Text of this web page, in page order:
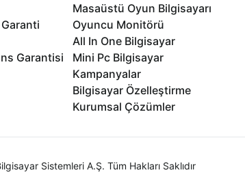
Garantisi
Masaüstü Oyun Bilgisayarı
Oyuncu Monitörü
All In One Bilgisayar
Mini Pc Bilgisayar
Kampanyalar
Bilgisayar Özelleştirme
Kurumsal Çözümler
Sistemleri A.Ş. Tüm Hakları Saklıdır